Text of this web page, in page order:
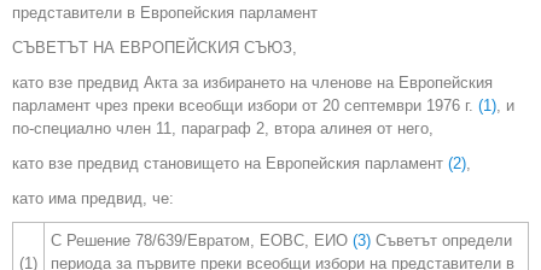
представители в Европейския парламент
СЪВЕТЪТ НА ЕВРОПЕЙСКИЯ СЪЮЗ,
като взе предвид Акта за избирането на членове на Европейския
парламент чрез преки всеобщи избори от 20 септември 1976 г. (1) , и
по-специално член 11, параграф 2, втора алинея от него,
като взе предвид становището на Европейския парламент (2)
като има предвид, че:
(1)
С Решение 78/639/Евратом, ЕОВС, ЕИО (3) Съветът определи
периода за първите преки всеобщи избори на представители в